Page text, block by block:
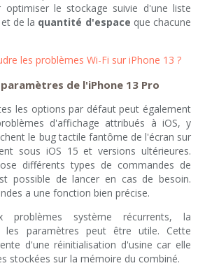
optimiser le stockage suivie d'une liste
de la quantité d'espace que chacune
les problèmes Wi-Fi sur iPhone 13 ?
de l'iPhone 13 Pro
les options par défaut peut également
d'affichage attribués à iOS, y
le bug tactile fantôme de l'écran sur
sous iOS 15 et versions ultérieures.
différents types de commandes de
possible de lancer en cas de besoin.
a une fonction bien précise.
système récurrents, la
les paramètres peut être utile. Cette
d'une réinitialisation d'usine car elle
stockées sur la mémoire du combiné.